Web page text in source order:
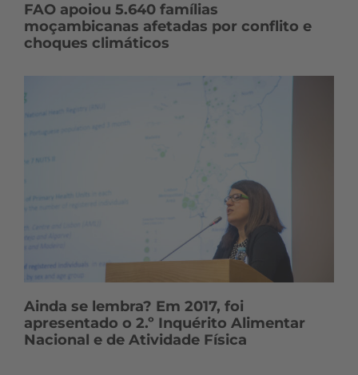
FAO apoiou 5.640 famílias
moçambicanas afetadas por conflito e
choques climáticos
Ainda se lembra? Em 2017, foi
apresentado o 2.º Inquérito Alimentar
Nacional e de Atividade Física